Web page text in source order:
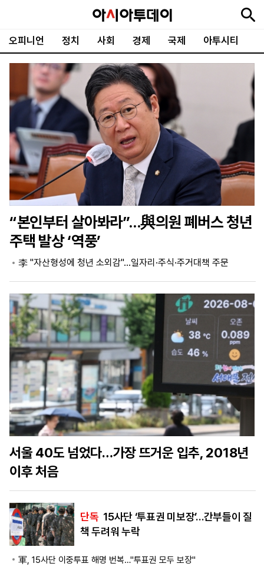
오피니언 정치 사회 경제 국제 아투시티
스
신
보
치
회
제
제
피
플
투
화
포
츠
토
ENGLISH
文
Tiếng
Việt
지
면
기
신
문
독
후
원
기
제
보
시
회
사
개
앱
설
마
켓
파
워
운
세
대
학
동
문
골
프
“본인부터 살아봐라”…與의원 폐버스 청년
주택 발상 ‘역풍’
李 "자산형성에 청년 소외감"…일자리·주식·주거대책 주문
서울 40도 넘었다…가장 뜨거운 입추, 2018년
이후 처음
단독 15사단 ‘투표권 미보장’…간부들이 질
책 두려워 누락
軍, 15사단 이중투표 해명 번복…"투표권 모두 보장"